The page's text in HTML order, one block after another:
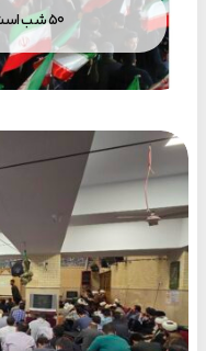
۵۰ شب است که خیابان را رها نکردیم…